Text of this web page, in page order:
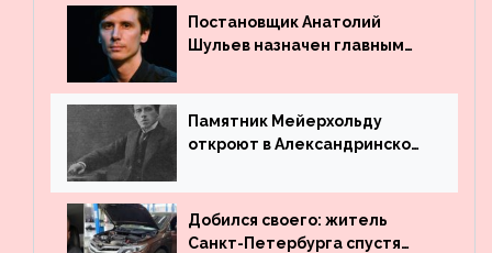
Постановщик Анатолий
Шульев назначен главным
Вахтангова
Памятник Мейерхольду
откроют в Александринском
Добился своего: житель
Санкт-Петербурга спустя